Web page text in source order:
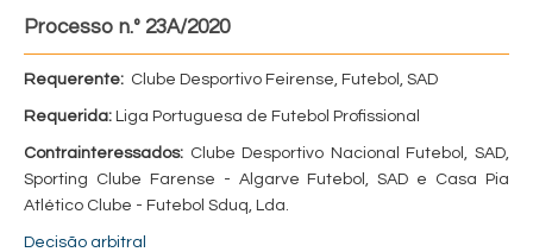
Processo n.º 23A/2020
Requerente: Clube Desportivo Feirense, Futebol, SAD
Requerida: Liga Portuguesa de Futebol Profissional
Contrainteressados: Clube Desportivo Nacional Futebol, SAD,
Sporting Clube Farense - Algarve Futebol, SAD e Casa Pia
Atlético Clube - Futebol Sduq, Lda.
Decisão arbitral